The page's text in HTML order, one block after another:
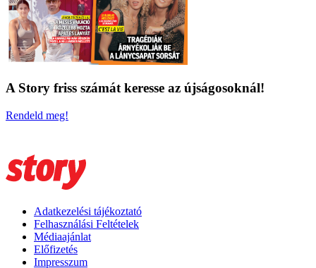
A Story friss számát keresse az újságosoknál!
Rendeld meg!
Adatkezelési tájékoztató
Felhasználási Feltételek
Médiaajánlat
Előfizetés
Impresszum